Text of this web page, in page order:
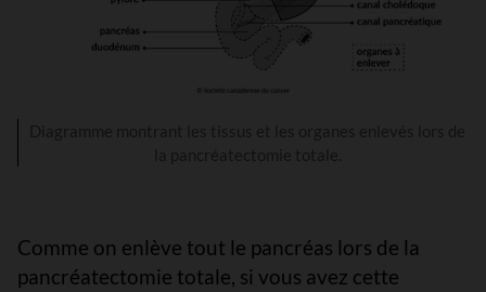
Comme on enlève tout le pancréas lors de la
pancréatectomie totale, si vous avez cette